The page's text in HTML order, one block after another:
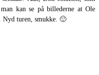
kan se på billederne at Ole
turen, smukke. 🙂